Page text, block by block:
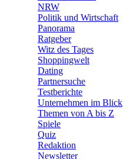
NRW
Politik und Wirtschaft
Panorama
Ratgeber
Witz des Tages
Shoppingwelt
Dating
Partnersuche
Testberichte
Unternehmen im Blick
Themen von A bis Z
Spiele
Quiz
Redaktion
Newsletter